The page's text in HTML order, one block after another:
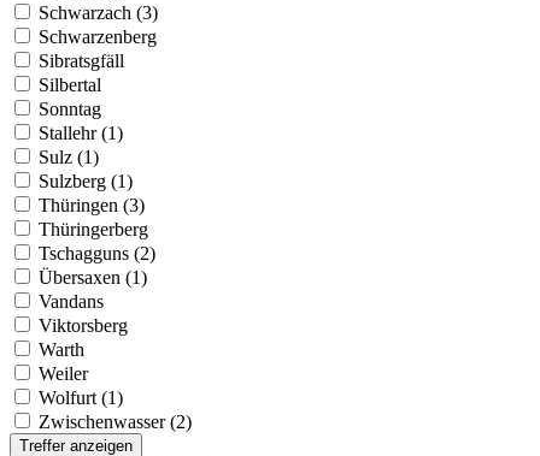
Schwarzach (3)
Schwarzenberg
Sibratsgfäll
Silbertal
Sonntag
Stallehr (1)
Sulz (1)
Sulzberg (1)
Thüringen (3)
Thüringerberg
Tschagguns (2)
Übersaxen (1)
Vandans
Viktorsberg
Warth
Weiler
Wolfurt (1)
Zwischenwasser (2)
Treffer anzeigen